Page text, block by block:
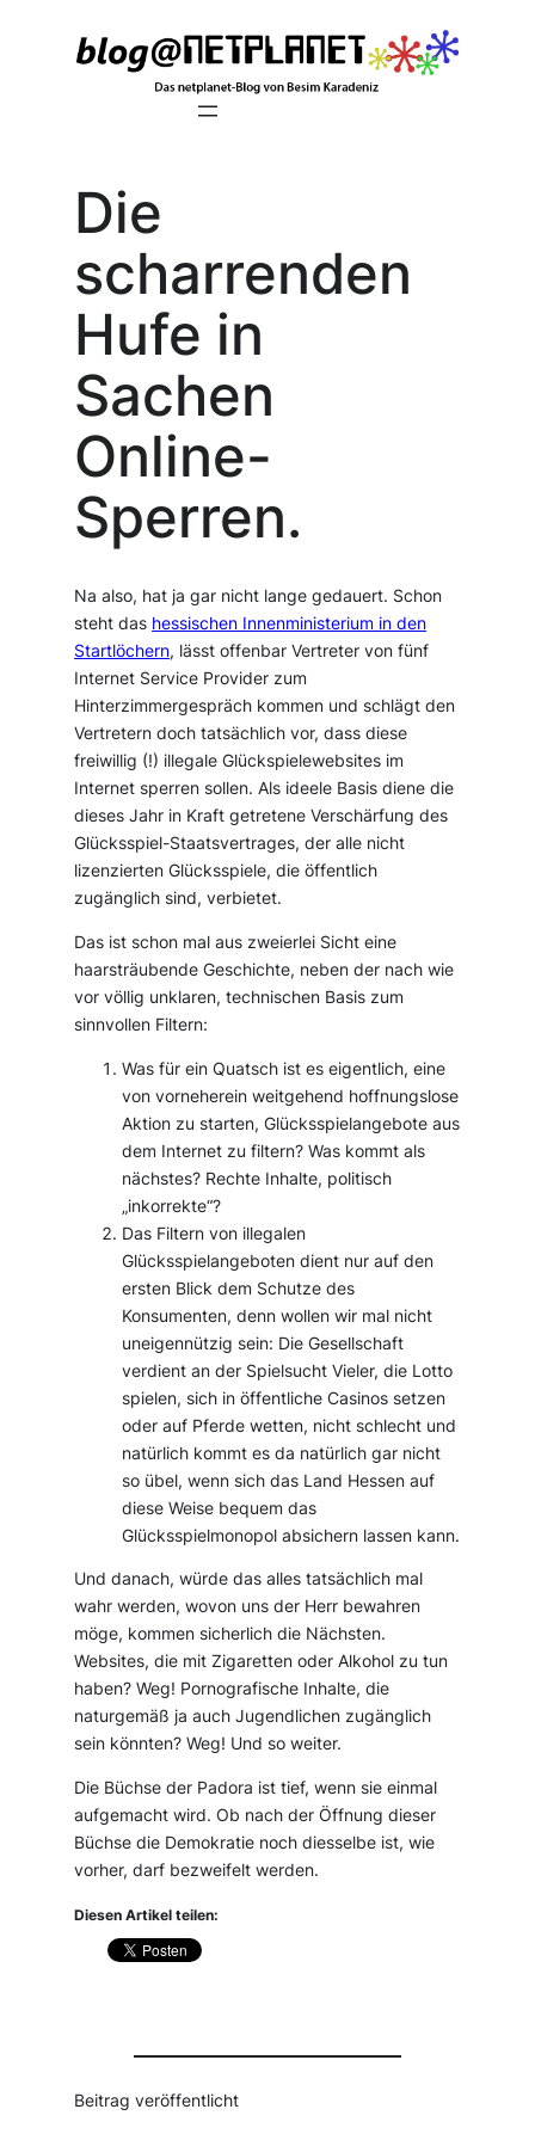
Die
scharrenden
Hufe in
Sachen
Online-
Sperren.
Na also, hat ja gar nicht lange gedauert. Schon
steht das hessischen Innenministerium in den
Startlöchern, lässt offenbar Vertreter von fünf
Internet Service Provider zum
Hinterzimmergespräch kommen und schlägt den
Vertretern doch tatsächlich vor, dass diese
freiwillig (!) illegale Glückspielewebsites im
Internet sperren sollen. Als ideele Basis diene die
dieses Jahr in Kraft getretene Verschärfung des
Glücksspiel-Staatsvertrages, der alle nicht
lizenzierten Glücksspiele, die öffentlich
zugänglich sind, verbietet.
Das ist schon mal aus zweierlei Sicht eine
haarsträubende Geschichte, neben der nach wie
vor völlig unklaren, technischen Basis zum
sinnvollen Filtern:
Was für ein Quatsch ist es eigentlich, eine
von vorneherein weitgehend hoffnungslose
Aktion zu starten, Glücksspielangebote aus
dem Internet zu filtern? Was kommt als
nächstes? Rechte Inhalte, politisch
„inkorrekte“?
Das Filtern von illegalen
Glücksspielangeboten dient nur auf den
ersten Blick dem Schutze des
Konsumenten, denn wollen wir mal nicht
uneigennützig sein: Die Gesellschaft
verdient an der Spielsucht Vieler, die Lotto
spielen, sich in öffentliche Casinos setzen
oder auf Pferde wetten, nicht schlecht und
natürlich kommt es da natürlich gar nicht
so übel, wenn sich das Land Hessen auf
diese Weise bequem das
Glücksspielmonopol absichern lassen kann.
Und danach, würde das alles tatsächlich mal
wahr werden, wovon uns der Herr bewahren
möge, kommen sicherlich die Nächsten.
Websites, die mit Zigaretten oder Alkohol zu tun
haben? Weg! Pornografische Inhalte, die
naturgemäß ja auch Jugendlichen zugänglich
sein könnten? Weg! Und so weiter.
Die Büchse der Padora ist tief, wenn sie einmal
aufgemacht wird. Ob nach der Öffnung dieser
Büchse die Demokratie noch diesselbe ist, wie
vorher, darf bezweifelt werden.
Diesen Artikel teilen:
Beitrag veröffentlicht